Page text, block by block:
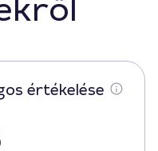
értékelése